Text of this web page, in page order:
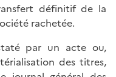
définitif de la
rachetée.
par un acte ou,
des titres,